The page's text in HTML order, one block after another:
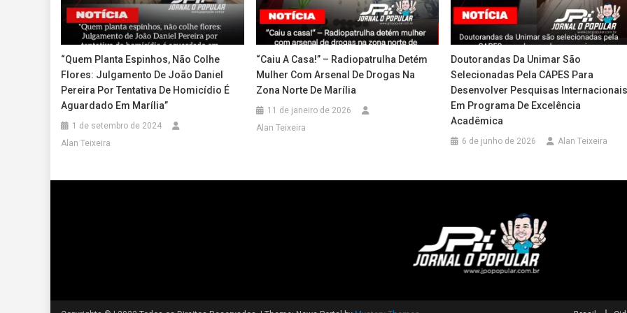
“Quem Planta Espinhos, Não Colhe
Flores: Julgamento De João Daniel
Pereira Por Tentativa De Homicídio É
Aguardado Em Marília”
1 de setembro de 2024
Alan Teixeira
“Caiu A Casa!” – Radiopatrulha Detém
Mulher Com Arsenal De Drogas Na
Zona Norte De Marília
11 de janeiro de 2026
Alan Teixeira
Doutorandas Da Unimar São
Selecionadas Pela CAPES Para
Desenvolver Pesquisas
Em Programa De Excelência
Acadêmica
6 de junho de 2026 Alan Teixeira